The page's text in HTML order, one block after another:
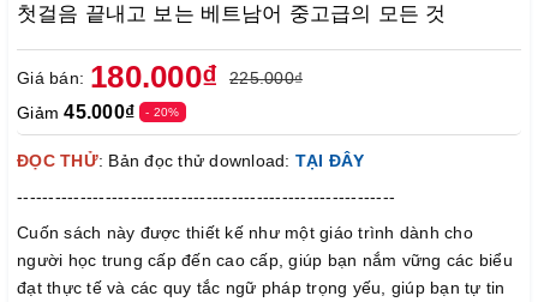
첫걸음 끝내고 보는 베트남어 중고급의 모든 것
Giá bán: 180.000₫
225.000₫
Giảm45.000₫ - 20%
ĐỌC THỬ: Bản đọc thử download: TẠI ĐÂY
------------------------------------------------------------
Cuốn sách này được thiết kế như một giáo trình dành cho
người học trung cấp đến cao cấp, giúp bạn nắm vững các biểu
đạt thực tế và các quy tắc ngữ pháp trọng yếu, giúp bạn tự tin